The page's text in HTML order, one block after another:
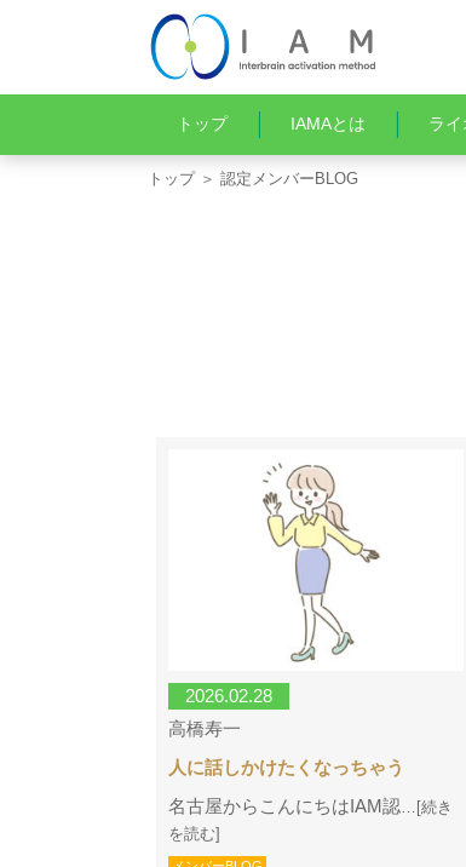
トップ IAMAとは ラ
トップ＞ 認定メンバーBLOG
2026.02.28
高橋寿一
人に話しかけたくなっちゃう
名古屋からこんにちはIAM認…[続き
を読む]